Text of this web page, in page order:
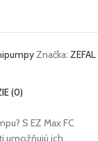
Značka: ZEFAL
(0)
S EZ Max FC
umožňujú ich